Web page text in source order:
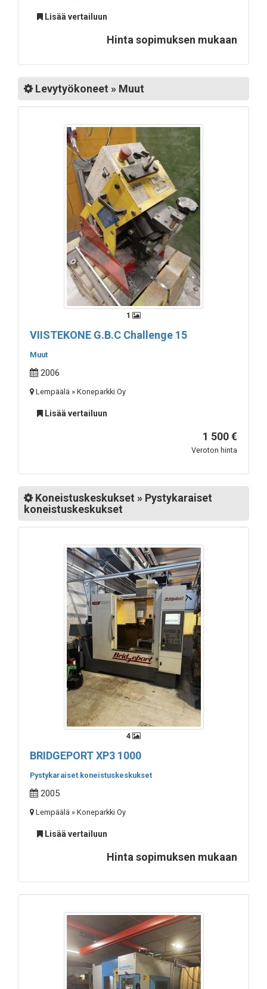
Lisää vertailuun
Hinta sopimuksen mukaan
Levytyökoneet » Muut
1
VIISTEKONE G.B.C Challenge 15
Muut
2006
Lempäälä » Koneparkki Oy
Lisää vertailuun
1 500 €
Veroton hinta
Koneistuskeskukset » Pystykaraiset
koneistuskeskukset
4
BRIDGEPORT XP3 1000
Pystykaraiset koneistuskeskukset
2005
Lempäälä » Koneparkki Oy
Lisää vertailuun
Hinta sopimuksen mukaan